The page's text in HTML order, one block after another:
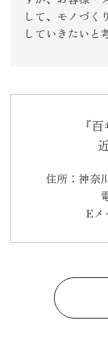
して、モノづく
していきたいと
『
住所：神奈
Eメ